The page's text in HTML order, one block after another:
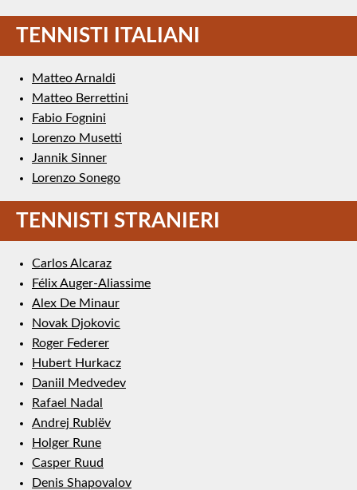
TENNISTI ITALIANI
Matteo Arnaldi
Matteo Berrettini
Fabio Fognini
Lorenzo Musetti
Jannik Sinner
Lorenzo Sonego
TENNISTI STRANIERI
Carlos Alcaraz
Félix Auger-Aliassime
Alex De Minaur
Novak Djokovic
Roger Federer
Hubert Hurkacz
Daniil Medvedev
Rafael Nadal
Andrej Rublëv
Holger Rune
Casper Ruud
Denis Shapovalov